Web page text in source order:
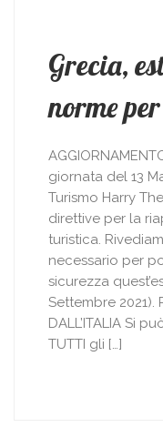
Grecia,
norme
giornata del 13
Turismo Harry
direttive per la
turistica.
necessario per
sicurezza
Settembre 2021).
DALL’ITALIA Si
TUTTI gli […]